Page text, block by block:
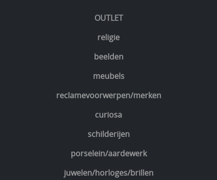
OUTLET
religie
beelden
meubels
reclamevoorwerpen/merken
curiosa
schilderijen
porselein/aardewerk
juwelen/horloges/brillen